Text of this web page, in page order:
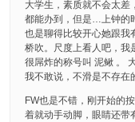
大学生，素质就不会太差
都能办到，但是…上钟的
也是聊得比较开心她跟我
桥吹。尺度上看人吧，我
很屌炸的称号叫 泥鳅 。
我不敢说，不滑是不存在
FW也是不错，刚开始的
着就动手动脚，眼睛还带